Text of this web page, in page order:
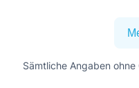
Sämtliche Angaben